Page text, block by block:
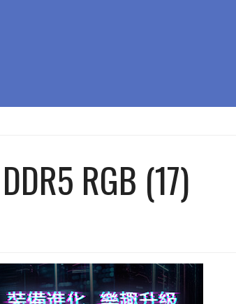
RGB (17)